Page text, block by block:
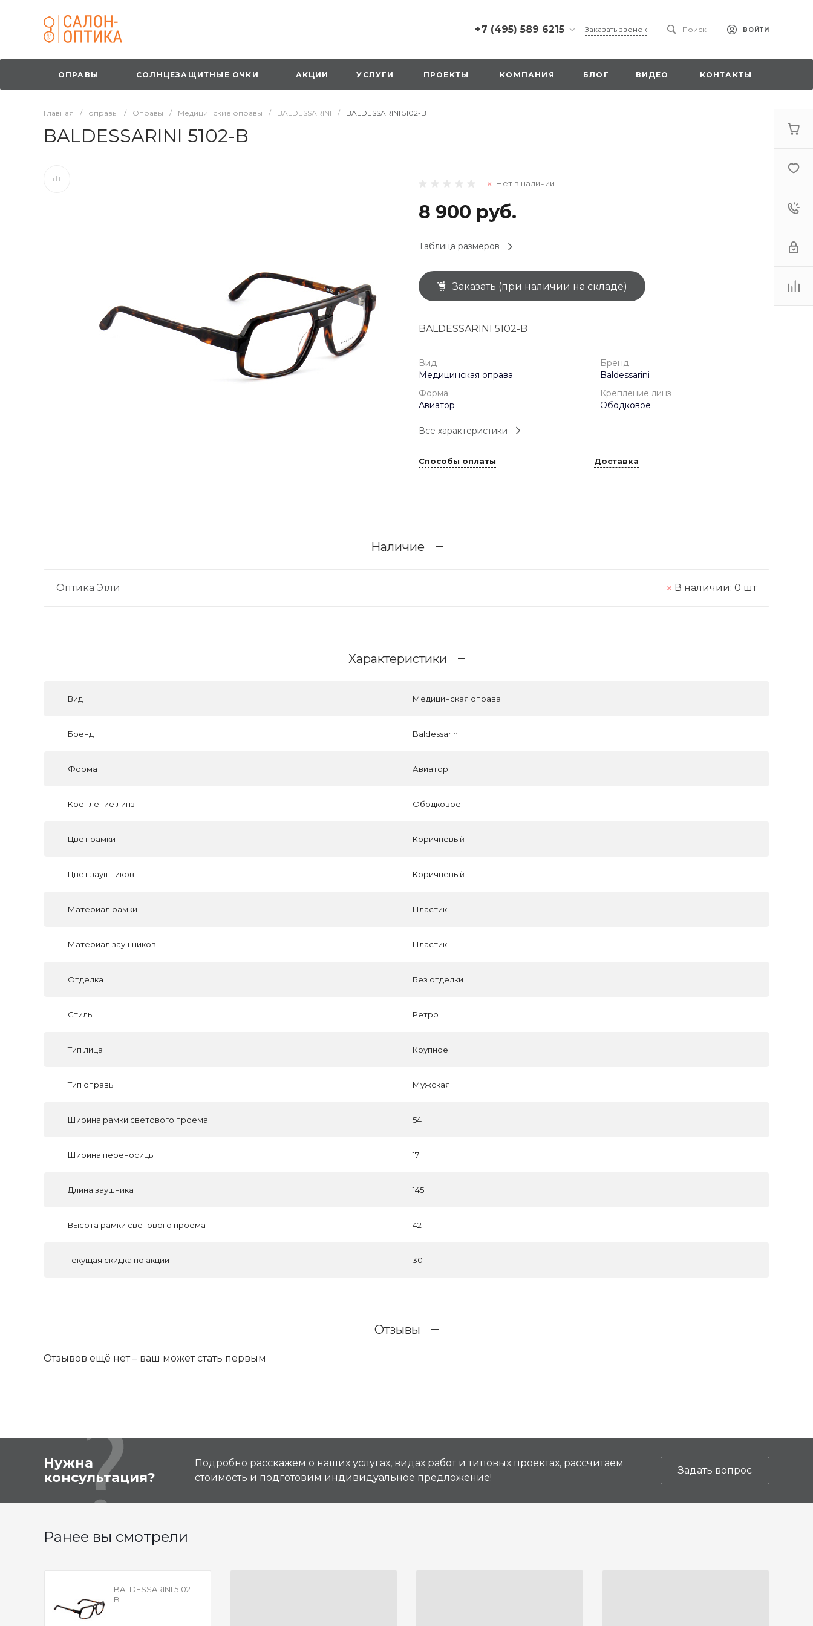
+7 (495) 589 6215
+7 (495) 589 6215
г. Москва, Русаковская
ул., д.1, вход с улицы со
стороны ТТК
г. Москва,
оранжевая вывеска
напротив «Перекрестка»
на 1 этаже
1 мая: 10:00-19:00
+7 (926) 092 4274
г. Королёв, пр-т
(0-9)
1 мая: 10:00-19:00
9 мая: 10:00-19:00
Заказать звонок Поиск ВОЙТИ
ОПРАВЫ СОЛНЦЕЗАЩИТНЫЕ ОЧКИ АКЦИИ УСЛУГИ ПРОЕКТЫ КОМПАНИЯ БЛОГ ВИДЕО КОНТАКТЫ
Главная / оправы / Оправы / Медицинские оправы / BALDESSARINI / BALDESSARINI 5102-B
BALDESSARINI 5102-B
Нет в наличии
8 900 руб.
Таблица размеров
Заказать (при наличии на складе)
BALDESSARINI 5102-B
Вид
Медицинская оправа
Бренд
Baldessarini
Форма
Авиатор
Крепление линз
Ободковое
Все характеристики
Способы оплаты Доставка
Наличие
Оптика Этли В наличии: 0 шт
Характеристики
Вид Медицинская оправа
Бренд Baldessarini
Форма Авиатор
Крепление линз Ободковое
Цвет рамки Коричневый
Цвет заушников Коричневый
Материал рамки Пластик
Материал заушников Пластик
Отделка Без отделки
Стиль Ретро
Тип лица Крупное
Тип оправы Мужская
Ширина рамки светового проема 54
Ширина переносицы 17
Длина заушника 145
Высота рамки светового проема 42
Текущая скидка по акции 30
Отзывы
Отзывов ещё нет – ваш может стать первым
Нужна
консультация?
Подробно расскажем о наших услугах, видах работ и типовых проектах, рассчитаем
стоимость и подготовим индивидуальное предложение!
Задать вопрос
Ранее вы смотрели
BALDESSARINI 5102-
B